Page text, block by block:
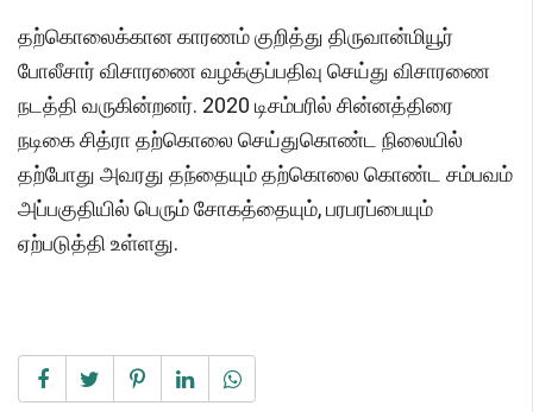
தற்கொலைக்கான காரணம் குறித்து திருவான்மியூர்
போலீசார் விசாரணை வழக்குப்பதிவு செய்து விசாரணை
நடத்தி வருகின்றனர். 2020 டிசம்பரில் சின்னத்திரை
நடிகை சித்ரா தற்கொலை செய்துகொண்ட நிலையில்
தற்போது அவரது தந்தையும் தற்கொலை கொண்ட சம்பவம்
அப்பகுதியில் பெரும் சோகத்தையும், பரபரப்பையும்
ஏற்படுத்தி உள்ளது.